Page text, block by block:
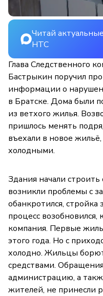
Читай
НТС
Глава Следственного
Бастрыкин поручил
информации о
в Братске. Дома были
из ветхого жилья.
пришлось менять
въехали в новое
холодными.
Здания начали
возникли проблемы с
обанкротился, стройка
процесс возобновился,
компания. Первые
этого года. Но с
холодно. Жильцы
средствами.
администрацию, а
жителей, не принесли